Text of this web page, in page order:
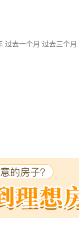
过去一个月 过去三个月